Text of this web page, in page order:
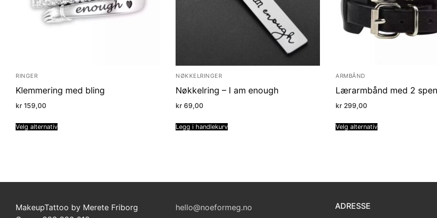
RINGER
Klemmering med bling
kr 159,00
Velg alternativ
NØKKELRINGER
Nøkkelring – I am enough
kr 69,00
Legg i handlekurv
ARMBÅND
Lærarmbånd med 2
kr 299,00
Velg alternativ
MakeupTattoo by Merete Friborg
hello@noeformeg.no ADRESSE